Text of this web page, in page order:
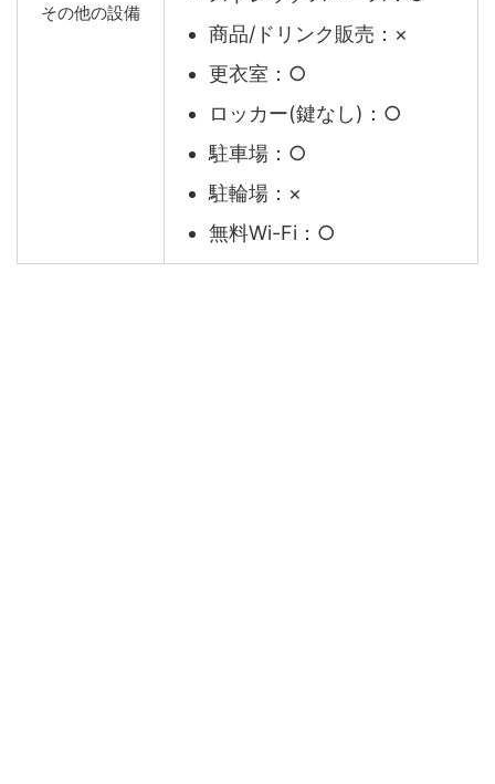
その他の設備
商品/ドリンク販売：×
更衣室：○
ロッカー(鍵なし)：○
駐車場：○
駐輪場：×
無料Wi-Fi：○